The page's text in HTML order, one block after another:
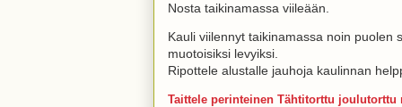
Nosta taikinamassa viileään.
Kauli viilennyt taikinamassa noin puolen
muotoisiksi levyiksi.
Ripottele alustalle jauhoja kaulinnan
Taittele perinteinen Tähtitorttu joulutorttu